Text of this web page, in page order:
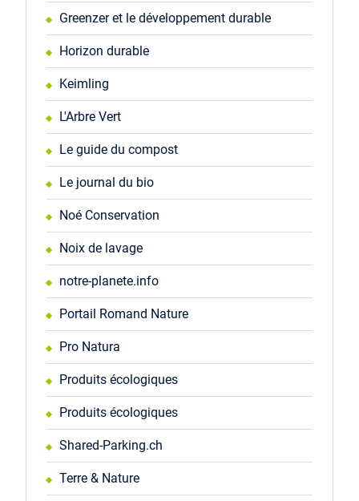
Greenzer et le développement durable
Horizon durable
Keimling
L'Arbre Vert
Le guide du compost
Le journal du bio
Noé Conservation
Noix de lavage
notre-planete.info
Portail Romand Nature
Pro Natura
Produits écologiques
Produits écologiques
Shared-Parking.ch
Terre & Nature